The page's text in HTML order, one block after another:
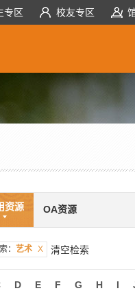
专区 校友专区
资源 OA资源
： 艺术 X 清空检索
D E F G H I